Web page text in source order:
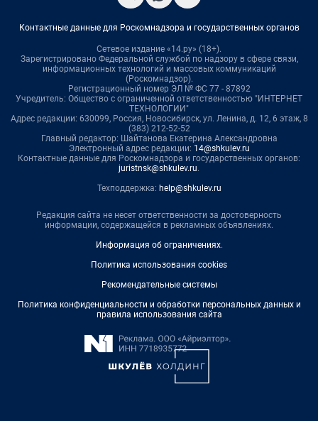
Контактные данные для Роскомнадзора и государственных органов
Сетевое издание «14.ру» (18+).
Зарегистрировано Федеральной службой по надзору в сфере связи,
информационных технологий и массовых коммуникаций
(Роскомнадзор).
Регистрационный номер ЭЛ № ФС 77 - 87892
Учредитель: Общество с ограниченной ответственностью "ИНТЕРНЕТ
ТЕХНОЛОГИИ"
Адрес редакции: 630099, Россия, Новосибирск, ул. Ленина, д. 12, 6 этаж, 8
(383) 212-52-52
Главный редактор: Шайтанова Екатерина Александровна
Электронный адрес редакции: 14@shkulev.ru
Контактные данные для Роскомнадзора и государственных органов:
juristnsk@shkulev.ru.
Техподдержка: help@shkulev.ru
Редакция сайта не несет ответственности за достоверность
информации, содержащейся в рекламных объявлениях.
Информация об ограничениях.
Политика использования cookies
Рекомендательные системы
Политика конфиденциальности и обработки персональных данных и
правила использования сайта